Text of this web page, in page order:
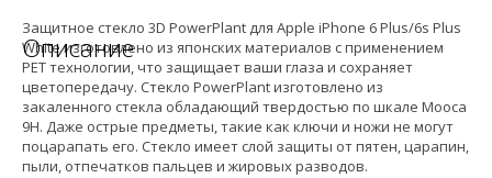
Описание
Защитное стекло 3D PowerPlant для Apple iPhone 6 Plus/6s Plus
White изготовлено из японских материалов с применением
PET технологии, что защищает ваши глаза и сохраняет
цветопередачу. Стекло PowerPlant изготовлено из
закаленного стекла обладающий твердостью по шкале Мооса
9H. Даже острые предметы, такие как ключи и ножи не могут
поцарапать его. Стекло имеет слой защиты от пятен, царапин,
пыли, отпечатков пальцев и жировых разводов.